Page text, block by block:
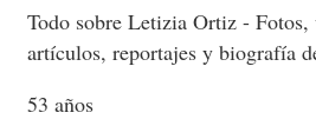
Todo sobre Letizia Ortiz - Fotos,
artículos, reportajes y biografía
53 años